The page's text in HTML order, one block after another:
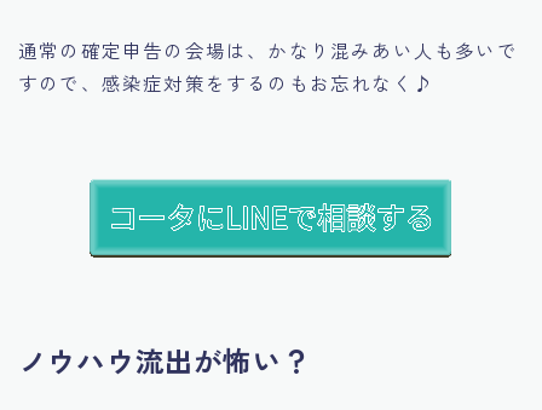
通常の確定申告の会場は、かなり混みあい人も多いで
すので、感染症対策をするのもお忘れなく♪
ノウハウ流出が怖い？